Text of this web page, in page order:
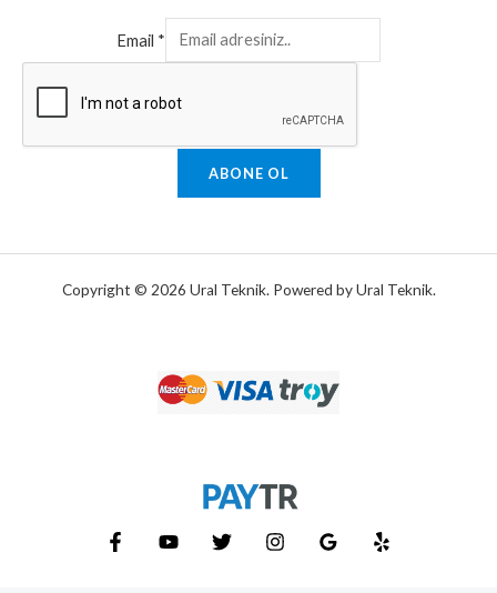
Email *
ABONE OL
Copyright © 2026 Ural Teknik. Powered by Ural Teknik.